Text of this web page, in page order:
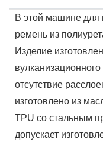
В этой машине для
ремень из
Изделие
отсутствие
изготовлено из
TPU со стальным
допускает